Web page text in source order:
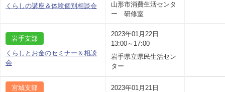
くらしの講座＆体験個別相談会
山形市消費生活センタ
ー 研修室
岩手支部
くらしとお金のセミナー＆相談
会
2023年01月22日
13:00～17:00
岩手県立県民生活セン
ター
宮城支部
2023年01月21日